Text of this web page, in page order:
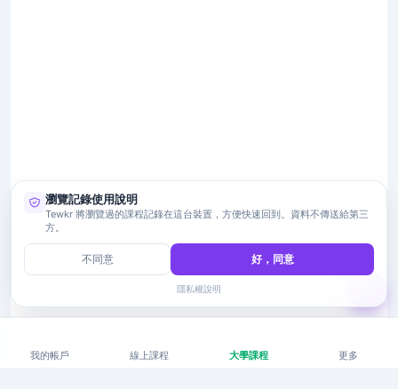
我的帳戶 線上課程 大學課程 更多
瀏覽記錄使用說明
Tewkr 將瀏覽過的課程記錄在這台裝置，方便快速回到。資料不傳送給第三
方。
不同意 好，同意
隱私權說明